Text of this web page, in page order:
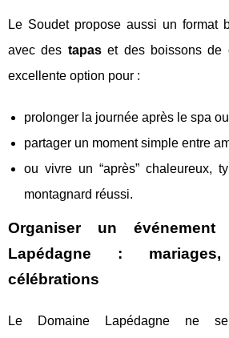
Le Soudet propose aussi un format
avec des tapaset des boissons de
excellente option pour :
prolonger la journée après le spa
partager un moment simple entre
ou vivre un “après” chaleureux,
montagnard réussi.
Organiser un événement
Lapédagne : mariages,
célébrations
Le Domaine Lapédagne ne